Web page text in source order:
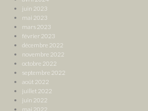
juin 2023
mai 2023
mars 2023
février 2023
décembre 2022
novembre 2022
octobre 2022
septembre 2022
août 2022
juillet 2022
juin 2022
mai 2022